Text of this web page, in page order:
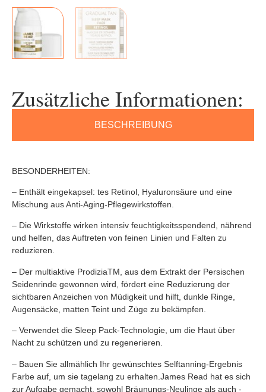
Zusätzliche Informationen:
BESCHREIBUNG
BESONDERHEITEN:
– Enthält eingekapsel: tes Retinol, Hyaluronsäure und eine
Mischung aus Anti-Aging-Pflegewirkstoffen.
– Die Wirkstoffe wirken intensiv feuchtigkeitsspendend, nährend
und helfen, das Auftreten von feinen Linien und Falten zu
reduzieren.
– Der multiaktive ProdiziaTM, aus dem Extrakt der Persischen
Seidenrinde gewonnen wird, fördert eine Reduzierung der
sichtbaren Anzeichen von Müdigkeit und hilft, dunkle Ringe,
Augensäcke, matten Teint und Züge zu bekämpfen.
– Verwendet die Sleep Pack-Technologie, um die Haut über
Nacht zu schützen und zu regenerieren.
– Bauen Sie allmählich Ihr gewünschtes Selftanning-Ergebnis
Farbe auf, um sie tagelang zu erhalten.James Read hat es sich
zur Aufgabe gemacht, sowohl Bräunungs-Neulinge als auch -